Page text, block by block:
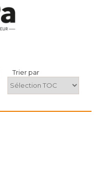
Trier par